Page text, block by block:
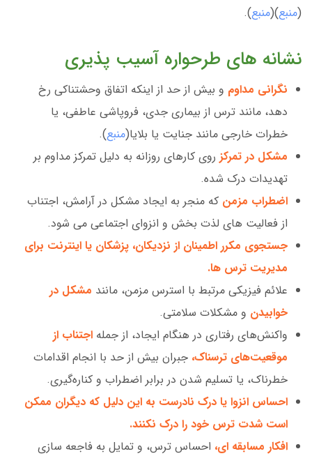
(منبع)(منبع).
نشانه های طرحواره آسیب پذیری
نگرانی مداوم و بیش از حد از اینکه اتفاق وحشتناکی رخ
دهد، مانند ترس از بیماری جدی، فروپاشی عاطفی، یا
خطرات خارجی مانند جنایت یا بلایا(منبع).
مشکل در تمرکز روی کارهای روزانه به دلیل تمرکز مداوم بر
تهدیدات درک شده.
اضطراب مزمن که منجر به ایجاد مشکل در آرامش، اجتناب
از فعالیت های لذت بخش و انزوای اجتماعی می شود.
جستجوی مکرر اطمینان از نزدیکان، پزشکان یا اینترنت برای
مدیریت ترس ها.
علائم فیزیکی مرتبط با استرس مزمن، مانند مشکل در
خوابیدن و مشکلات سلامتی.
واکنش‌های رفتاری در هنگام ایجاد، از جمله اجتناب از
موقعیت‌های ترسناک، جبران بیش از حد با انجام اقدامات
خطرناک، یا تسلیم شدن در برابر اضطراب و کناره‌گیری.
احساس انزوا یا درک نادرست به این دلیل که دیگران ممکن
است شدت ترس خود را درک نکنند.
افکار مسابقه ای، احساس ترس، و تمایل به فاجعه سازی